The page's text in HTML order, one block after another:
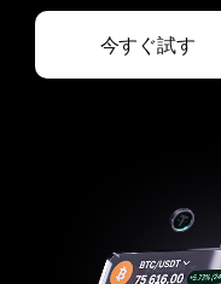
今すぐ試す